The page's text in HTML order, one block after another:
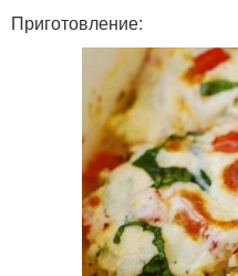
Приготовление: